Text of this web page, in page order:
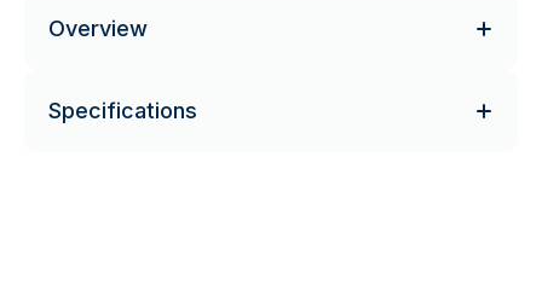
Overview
Specifications